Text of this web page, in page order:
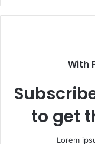
With
to get
Lorem